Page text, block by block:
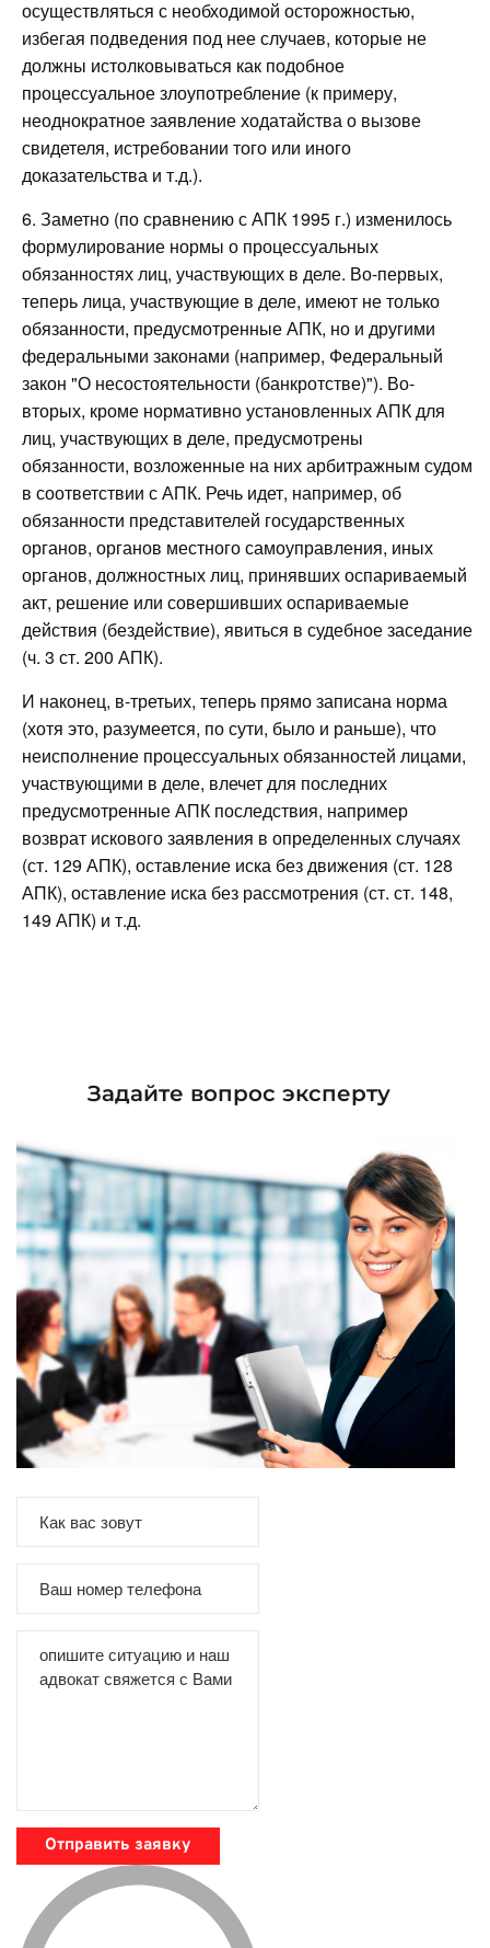
осуществляться с необходимой осторожностью,
избегая подведения под нее случаев, которые не
должны истолковываться как подобное
процессуальное злоупотребление (к примеру,
неоднократное заявление ходатайства о вызове
свидетеля, истребовании того или иного
доказательства и т.д.).
6. Заметно (по сравнению с АПК 1995 г.) изменилось
формулирование нормы о процессуальных
обязанностях лиц, участвующих в деле. Во-первых,
теперь лица, участвующие в деле, имеют не только
обязанности, предусмотренные АПК, но и другими
федеральными законами (например, Федеральный
закон "О несостоятельности (банкротстве)"). Во-
вторых, кроме нормативно установленных АПК для
лиц, участвующих в деле, предусмотрены
обязанности, возложенные на них арбитражным судом
в соответствии с АПК. Речь идет, например, об
обязанности представителей государственных
органов, органов местного самоуправления, иных
органов, должностных лиц, принявших оспариваемый
акт, решение или совершивших оспариваемые
действия (бездействие), явиться в судебное заседание
(ч. 3 ст. 200 АПК).
И наконец, в-третьих, теперь прямо записана норма
(хотя это, разумеется, по сути, было и раньше), что
неисполнение процессуальных обязанностей лицами,
участвующими в деле, влечет для последних
предусмотренные АПК последствия, например
возврат искового заявления в определенных случаях
(ст. 129 АПК), оставление иска без движения (ст. 128
АПК), оставление иска без рассмотрения (ст. ст. 148,
149 АПК) и т.д.
Задайте вопрос эксперту
Отправить заявку